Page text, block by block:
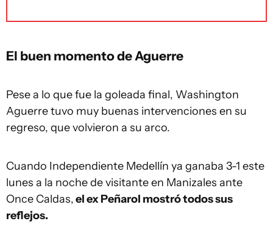
El buen momento de Aguerre
Pese a lo que fue la goleada final, Washington
Aguerre tuvo muy buenas intervenciones en su
regreso, que volvieron a su arco.
Cuando Independiente Medellín ya ganaba 3-1 este
lunes a la noche de visitante en Manizales ante
Once Caldas,el ex Peñarol mostró todos sus
reflejos.